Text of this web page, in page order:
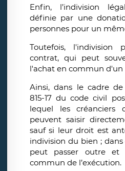
Enfin, l’indivision
définie par une
personnes pour un
Toutefois, l'indivision
contrat, qui peut
l'achat en commun d'un
Ainsi, dans le cadre de
815-17 du code civil
lequel les créanciers
peuvent saisir
sauf si leur droit est
indivision du bien ;
peut passer outre et
commun de l’exécution.